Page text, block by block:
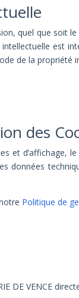
quel que soit
est
de la propriété
des
et d’affichage,
données
Politique de
DE VENCE